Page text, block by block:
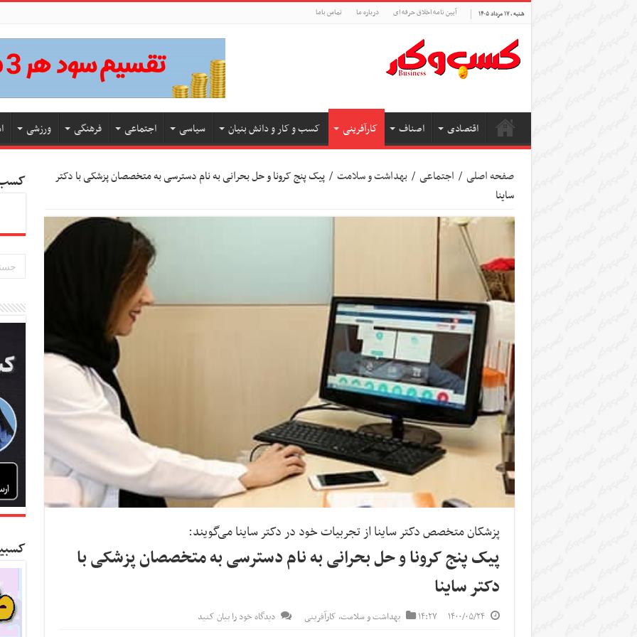
شنبه , ۱۷ مرداد ۱۴۰۵ آیین نامه اخلاق حرفه ای درباره ما تماس باما
اقتصادی اصناف کارآفرینی کسب و کار و دانش بنیان سیاسی اجتماعی فرهنگی ورزشی
صفحه اصلی / اجتماعی / بهداشت و سلامت / پیک پنج کرونا و حل بحرانی به نام دسترسی به متخصصان پزشکی با دکتر
ساینا
پزشکان متخصص دکتر ساینا از تجربیات خود در دکتر ساینا می‌گویند:
پیک پنج کرونا و حل بحرانی به نام دسترسی به متخصصان پزشکی با
دکتر ساینا
۱۴۰۰/۰۵/۲۴ ۱۴:۲۷ بهداشت و سلامت, کارآفرینی دیدگاه خود را بیان کنید
کسب